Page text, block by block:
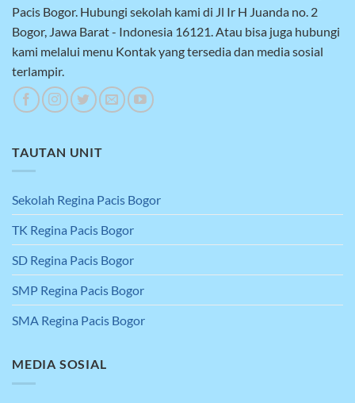
Pacis Bogor. Hubungi sekolah kami di Jl Ir H Juanda no. 2
Bogor, Jawa Barat - Indonesia 16121. Atau bisa juga hubungi
kami melalui menu Kontak yang tersedia dan media sosial
terlampir.
TAUTAN UNIT
Sekolah Regina Pacis Bogor
TK Regina Pacis Bogor
SD Regina Pacis Bogor
SMP Regina Pacis Bogor
SMA Regina Pacis Bogor
MEDIA SOSIAL